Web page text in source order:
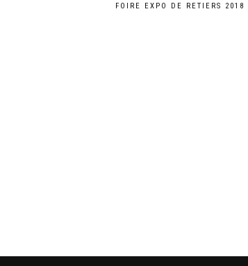
FOIRE EXPO DE RETIERS 2018